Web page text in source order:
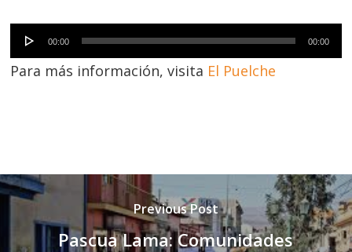
Reproductor
de
00:00 00:00
Para más información, visita El Puelche
Previous Post
Pascua Lama: Comunidades